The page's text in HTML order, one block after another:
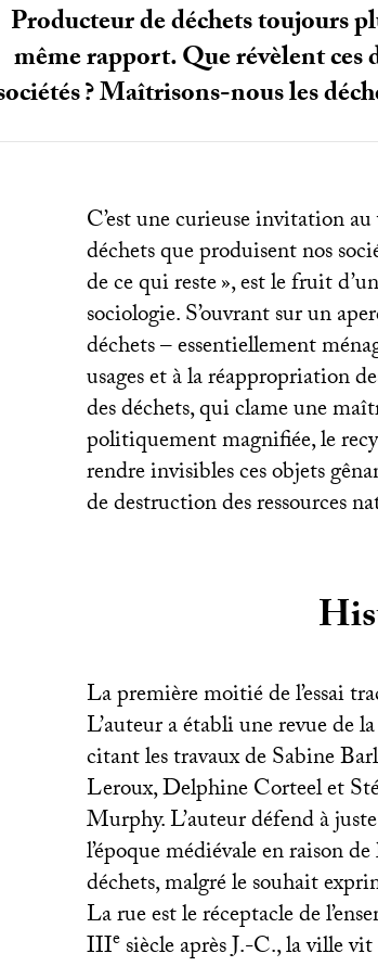
Producteur de déchets toujours
même rapport. Que révèlent ces
? Maîtrisons-nous les
C’est une curieuse invitation
déchets que produisent nos
de ce qui reste», est le fruit
sociologie. S’ouvrant sur un
déchets – essentiellement
usages et à la réappropriation
des déchets, qui clame une
politiquement magnifiée, le
rendre invisibles ces objets
de destruction des ressources
La première moitié de l’essai
L’auteur a établi une revue de
citant les travaux de Sabine
Leroux, Delphine Corteel et
Murphy. L’auteur défend à
l’époque médiévale en raison de
déchets, malgré le souhait
La rue est le réceptacle de
IIIe siècle après J.-C., la ville